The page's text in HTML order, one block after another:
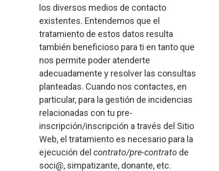
los diversos medios de contacto
existentes. Entendemos que el
tratamiento de estos datos resulta
también beneficioso para ti en tanto que
nos permite poder atenderte
adecuadamente y resolver las consultas
planteadas. Cuando nos contactes, en
particular, para la gestión de incidencias
relacionadas con tu pre-
inscripción/inscripción a través del Sitio
Web, el tratamiento es necesario para la
ejecución del contrato/pre-contrato de
soci@, simpatizante, donante, etc.